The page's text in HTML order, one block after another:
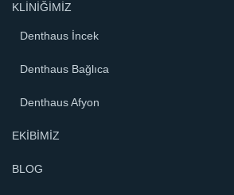
KLİNİĞİMİZ
Denthaus İncek
Denthaus Bağlıca
Denthaus Afyon
EKİBİMİZ
BLOG